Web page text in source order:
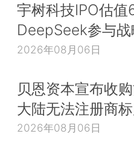
宇树科技IPO估
DeepSeek参与战
2026年08月06日
贝恩资本宣布收
大陆无法注册商
2026年08月06日